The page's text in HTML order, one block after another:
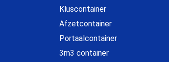
Kluscontainer
Afzetcontainer
Portaalcontainer
3m3 container